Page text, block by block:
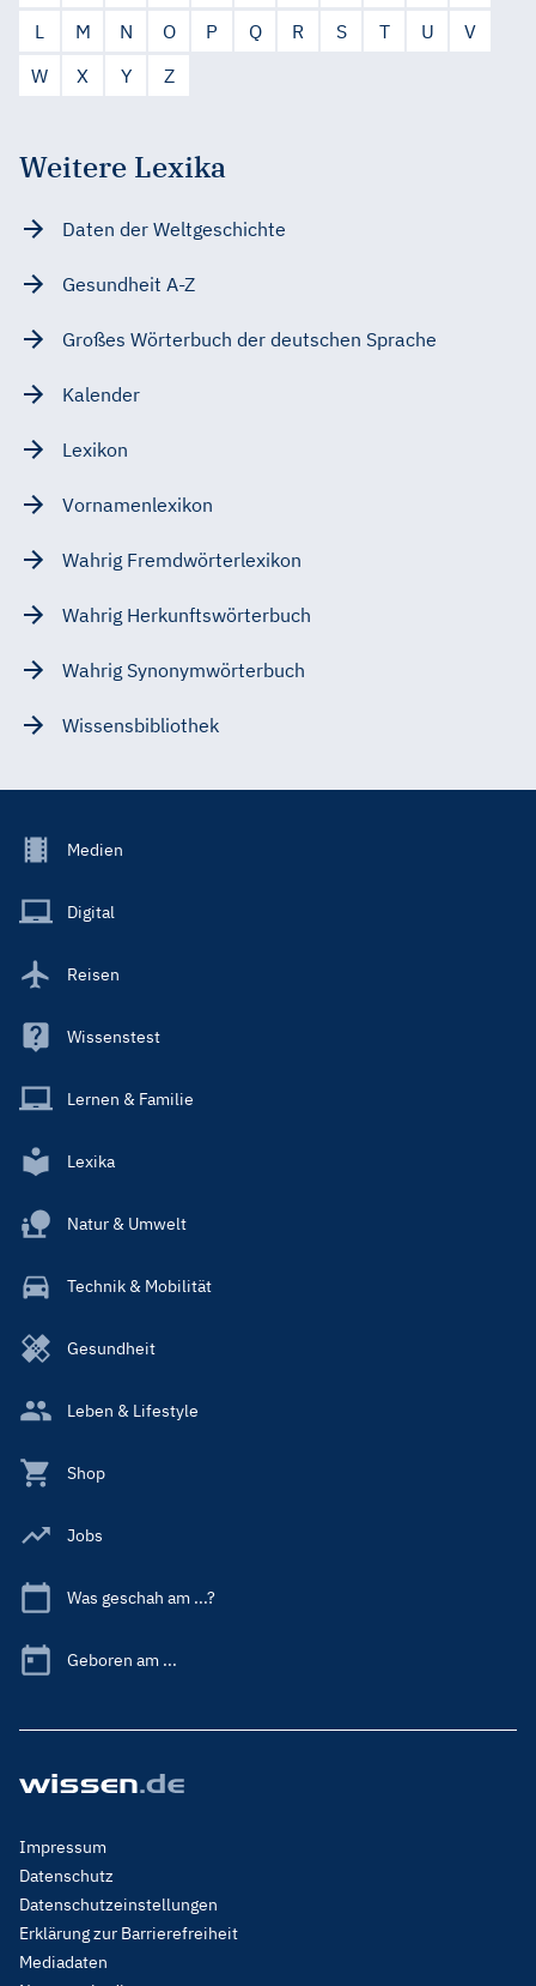
L
M N O P Q R S T U
V
W
X Y Z
Weitere Lexika
Daten der Weltgeschichte
Gesundheit A-Z
Großes Wörterbuch der deutschen Sprache
Kalender
Lexikon
Vornamenlexikon
Wahrig Fremdwörterlexikon
Wahrig Herkunftswörterbuch
Wahrig Synonymwörterbuch
Wissensbibliothek
Footer
Main
Medien
Digital
Reisen
Wissenstest
Lernen & Familie
Lexika
Natur & Umwelt
Technik & Mobilität
Gesundheit
Leben & Lifestyle
Shop
Jobs
Was geschah am ...?
Geboren am ...
Footer
Menu
Legal
Impressum
Datenschutz
Datenschutzeinstellungen
Erklärung zur Barrierefreiheit
Mediadaten